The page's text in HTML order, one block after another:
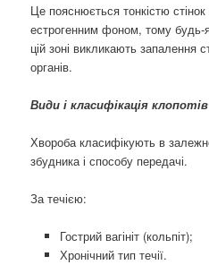
Це пояснюється тонкістю
естрогенним фоном, тому будь-
цій зоні викликають запалення
органів.
Види і класифікація клопотів
Хвороба класифікують в
збудника і способу передачі.
За течією:
Гострий вагініт (кольпіт);
Хронічний тип течії.